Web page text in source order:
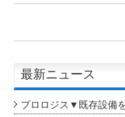
最新ニュース
プロロジス▼既存設備